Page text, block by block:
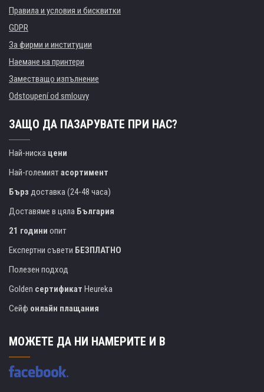
Правила и условия и бисквитки
GDPR
За фирми и институции
Наемане на принтери
Заместващо изпълнение
Odstoupení od smlouvy
ЗАЩО ДА ПАЗАРУВАТЕ ПРИ НАС?
Най-ниска цени
Най-големиятасортимент
Бърз доставка (24-48 часа)
Доставяме в цяла България
21 години опит
Експертни съвети БЕЗПЛАТНО
Полезен подход
Golden сертификат Heureka
Сейф онлайн плащания
МОЖЕТЕ ДА НИ НАМЕРИТЕ И В